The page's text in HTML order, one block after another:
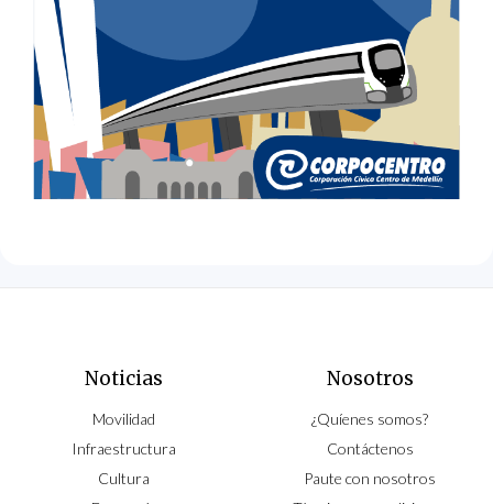
Noticias
Movilidad
Infraestructura
Cultura
Nosotros
¿Quíenes somos?
Contáctenos
Paute con nosotros